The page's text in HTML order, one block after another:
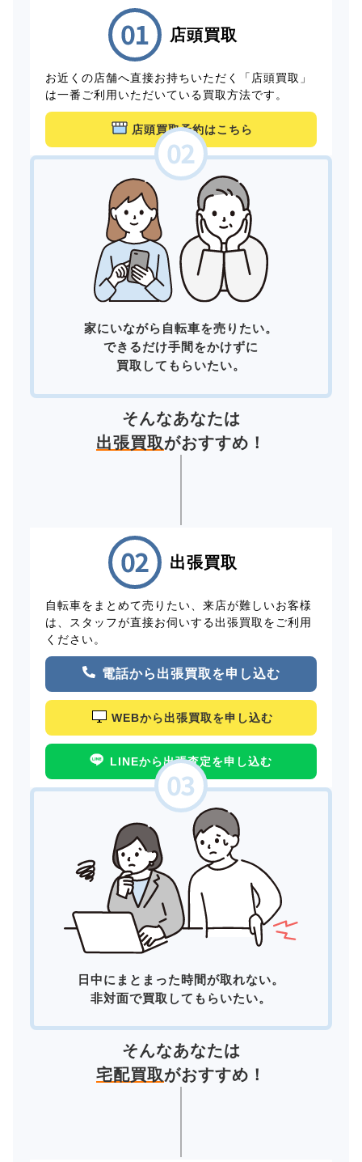
店頭買取
お近くの店舗へ直接お持ちいただく「店頭買取」
は一番ご利用いただいている買取方法です。
店頭買取予約はこちら
家にいながら自転車を売りたい。
できるだけ手間をかけずに
買取してもらいたい。
そんなあなたは
出張買取がおすすめ！
出張買取
自転車をまとめて売りたい、来店が難しいお客様
は、スタッフが直接お伺いする出張買取をご利用
ください。
電話から出張買取を申し込む
WEBから出張買取を申し込む
LINEから出張査定を申し込む
日中にまとまった時間が取れない。
非対面で買取してもらいたい。
そんなあなたは
宅配買取がおすすめ！